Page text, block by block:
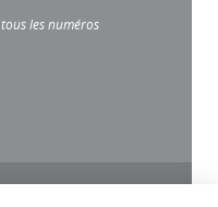
les numéros